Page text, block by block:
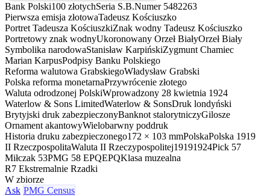
Bank Polski100 złotychSeria S.B.Numer 5482263
Pierwsza emisja złotowaTadeusz Kościuszko
Portret Tadeusza KościuszkiZnak wodny Tadeusz Kościuszko
Portretowy znak wodnyUkoronowany Orzeł BiałyOrzeł Biały
Symbolika narodowaStanisław KarpińskiZygmunt Chamiec
Marian KarpusPodpisy Banku Polskiego
Reforma walutowa GrabskiegoWładysław Grabski
Polska reforma monetarnaPrzywrócenie złotego
Waluta odrodzonej PolskiWprowadzony 28 kwietnia 1924
Waterlow & Sons LimitedWaterlow & SonsDruk londyński
Brytyjski druk zabezpieczonyBanknot stalorytniczyGilosze
Ornament akantowyWielobarwny poddruk
Historia druku zabezpieczonego172 × 103 mmPolskaPolska 1919
II RzeczpospolitaWaluta II Rzeczypospolitej19191924Pick 57
Miłczak 53PMG 58 EPQEPQKlasa muzealna
R7 Ekstremalnie Rzadki
W zbiorze
Ask PMG Census